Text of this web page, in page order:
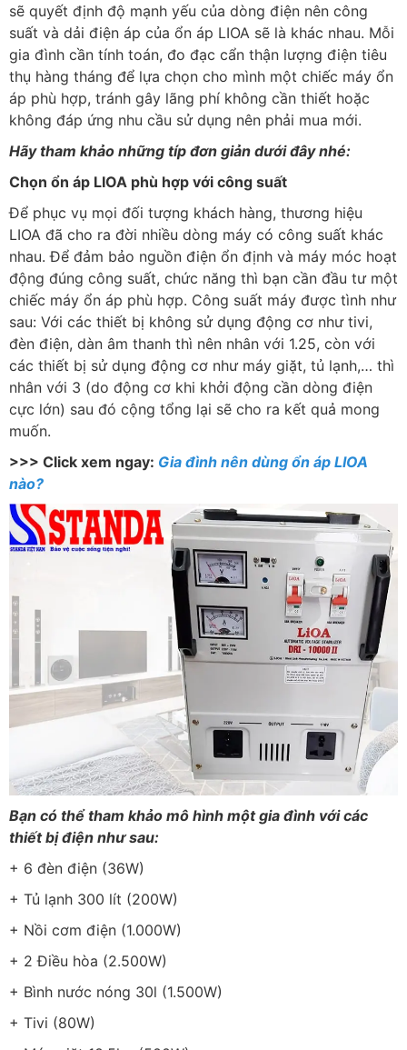
sẽ quyết định độ mạnh yếu của dòng điện nên công
suất và dải điện áp của ổn áp LIOA sẽ là khác nhau. Mỗi
gia đình cần tính toán, đo đạc cẩn thận lượng điện tiêu
thụ hàng tháng để lựa chọn cho mình một chiếc máy ổn
áp phù hợp, tránh gây lãng phí không cần thiết hoặc
không đáp ứng nhu cầu sử dụng nên phải mua mới.
Hãy tham khảo những típ đơn giản dưới đây nhé:
Chọn ổn áp LIOA phù hợp với công suất
Để phục vụ mọi đối tượng khách hàng, thương hiệu
LIOA đã cho ra đời nhiều dòng máy có công suất khác
nhau. Để đảm bảo nguồn điện ổn định và máy móc hoạt
động đúng công suất, chức năng thì bạn cần đầu tư một
chiếc máy ổn áp phù hợp. Công suất máy được tình như
sau: Với các thiết bị không sử dụng động cơ như tivi,
đèn điện, dàn âm thanh thì nên nhân với 1.25, còn với
các thiết bị sử dụng động cơ như máy giặt, tủ lạnh,… thì
nhân với 3 (do động cơ khi khởi động cần dòng điện
cực lớn) sau đó cộng tổng lại sẽ cho ra kết quả mong
muốn.
>>> Click xem ngay: Gia đình nên dùng ổn áp LIOA
nào?
Bạn có thể tham khảo mô hình một gia đình với các
thiết bị điện như sau:
+ 6 đèn điện (36W)
+ Tủ lạnh 300 lít (200W)
+ Nồi cơm điện (1.000W)
+ 2 Điều hòa (2.500W)
+ Bình nước nóng 30l (1.500W)
+ Tivi (80W)